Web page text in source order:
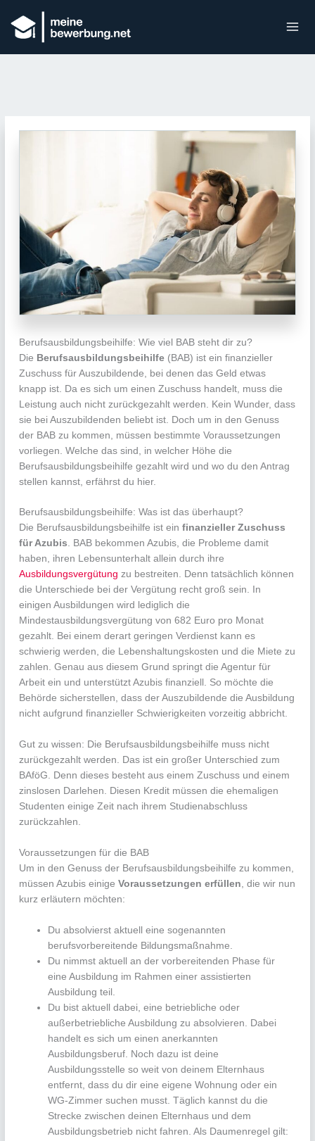
Berufsausbildungsbeihilfe: Wie viel BAB steht dir zu?
Die Berufsausbildungsbeihilfe (BAB) ist ein finanzieller
Zuschuss für Auszubildende, bei denen das Geld etwas
knapp ist. Da es sich um einen Zuschuss handelt, muss die
Leistung auch nicht zurückgezahlt werden. Kein Wunder, dass
sie bei Auszubildenden beliebt ist. Doch um in den Genuss
der BAB zu kommen, müssen bestimmte Voraussetzungen
vorliegen. Welche das sind, in welcher Höhe die
Berufsausbildungsbeihilfe gezahlt wird und wo du den Antrag
stellen kannst, erfährst du hier.
Berufsausbildungsbeihilfe: Was ist das überhaupt?
Die Berufsausbildungsbeihilfe ist einfinanzieller Zuschuss
für Azubis. BAB bekommen Azubis, die Probleme damit
haben, ihren Lebensunterhalt allein durch ihre
Ausbildungsvergütung zu bestreiten. Denn tatsächlich können
die Unterschiede bei der Vergütung recht groß sein. In
einigen Ausbildungen wird lediglich die
Mindestausbildungsvergütung von 682 Euro pro Monat
gezahlt. Bei einem derart geringen Verdienst kann es
schwierig werden, die Lebenshaltungskosten und die Miete zu
zahlen. Genau aus diesem Grund springt die Agentur für
Arbeit ein und unterstützt Azubis finanziell. So möchte die
Behörde sicherstellen, dass der Auszubildende die Ausbildung
nicht aufgrund finanzieller Schwierigkeiten vorzeitig abbricht.
Gut zu wissen: Die Berufsausbildungsbeihilfe muss nicht
zurückgezahlt werden. Das ist ein großer Unterschied zum
BAföG. Denn dieses besteht aus einem Zuschuss und einem
zinslosen Darlehen. Diesen Kredit müssen die ehemaligen
Studenten einige Zeit nach ihrem Studienabschluss
zurückzahlen.
Voraussetzungen für die BAB
Um in den Genuss der Berufsausbildungsbeihilfe zu kommen,
müssen Azubis einigeVoraussetzungen erfüllen, die wir nun
kurz erläutern möchten:
Du absolvierst aktuell eine sogenannten
berufsvorbereitende Bildungsmaßnahme.
Du nimmst aktuell an der vorbereitenden Phase für
eine Ausbildung im Rahmen einer assistierten
Ausbildung teil.
Du bist aktuell dabei, eine betriebliche oder
außerbetriebliche Ausbildung zu absolvieren. Dabei
handelt es sich um einen anerkannten
Ausbildungsberuf. Noch dazu ist deine
Ausbildungsstelle so weit von deinem Elternhaus
entfernt, dass du dir eine eigene Wohnung oder ein
WG-Zimmer suchen musst. Täglich kannst du die
Strecke zwischen deinen Elternhaus und dem
Ausbildungsbetrieb nicht fahren. Als Daumenregel gilt: